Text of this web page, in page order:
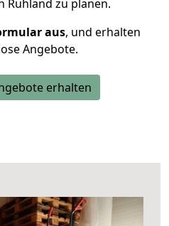
Ruhland zu planen.
aus, und erhalten
Angebote.
erhalten